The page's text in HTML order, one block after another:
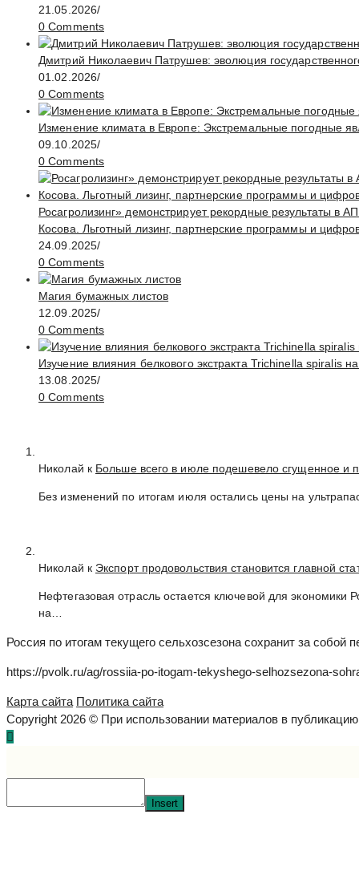
21.05.2026/
0 Comments
Дмитрий Николаевич Патрушев: эволюция
01.02.2026/
0 Comments
Изменение климата в Европе: Экстремальные погодные
09.10.2025/
0 Comments
Росагролизинг» демонстрирует рекордные результаты в
Косова. Льготный лизинг, партнерские программы и
24.09.2025/
0 Comments
Магия бумажных листов
12.09.2025/
0 Comments
Изучение влияния белкового экстракта Trichinella spiralis
13.08.2025/
0 Comments
Николай к Больше всего в июле подешевело сгущенное и
Без изменений по итогам июля остались цены на
Николай к Экспорт продовольствия становится главной
Нефтегазовая отрасль остается ключевой для
на…
Россия по итогам текущего сельхозсезона сохранит за
https://pvolk.ru/ag/rossiia-po-itogam-tekyshego-selhozsezona-
Карта сайта Политика сайта
Copyright 2026 © При использовании материалов в
Insert